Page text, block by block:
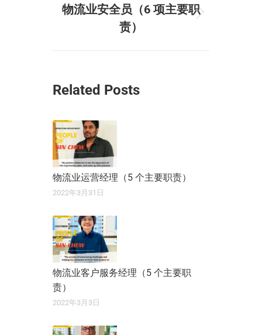
物流业安全员（6 项主要职
责）
Related Posts
物流业运营经理（5 个主要职责）
2022年3月31日
物流业客户服务经理（5 个主要职
责）
2022年3月3日